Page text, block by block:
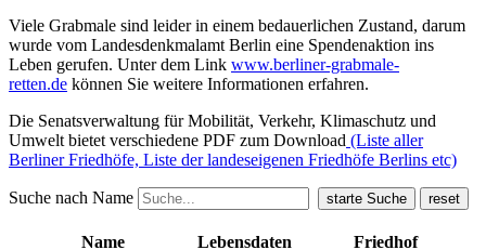
Viele Grabmale sind leider in einem bedauerlichen Zustand, darum
wurde vom Landesdenkmalamt Berlin eine Spendenaktion ins
Leben gerufen. Unter dem Link www.berliner-grabmale-
retten.de können Sie weitere Informationen erfahren.
Die Senatsverwaltung für Mobilität, Verkehr, Klimaschutz und
Umwelt bietet verschiedene PDF zum Download (Liste aller
Berliner Friedhöfe, Liste der landeseigenen Friedhöfe Berlins etc)
Suche nach Name
Name Lebensdaten Friedhof